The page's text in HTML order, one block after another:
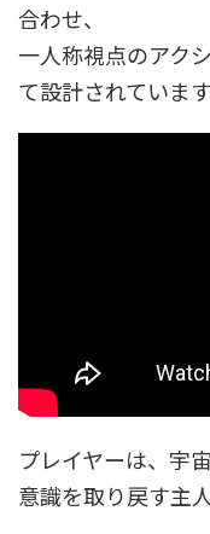
合わせ、
一人称視点のアク
て設計されています
プレイヤーは、宇
意識を取り戻す主